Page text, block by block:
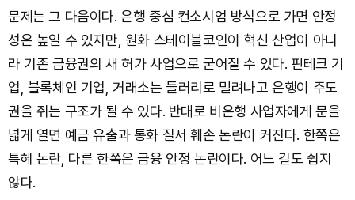
문제는 그 다음이다. 은행 중심 컨소시엄 방식으로 가면 안정
성은 높일 수 있지만, 원화 스테이블코인이 혁신 산업이 아니
라 기존 금융권의 새 허가 사업으로 굳어질 수 있다. 핀테크 기
업, 블록체인 기업, 거래소는 들러리로 밀려나고 은행이 주도
권을 쥐는 구조가 될 수 있다. 반대로 비은행 사업자에게 문을
넓게 열면 예금 유출과 통화 질서 훼손 논란이 커진다. 한쪽은
특혜 논란, 다른 한쪽은 금융 안정 논란이다. 어느 길도 쉽지
않다.